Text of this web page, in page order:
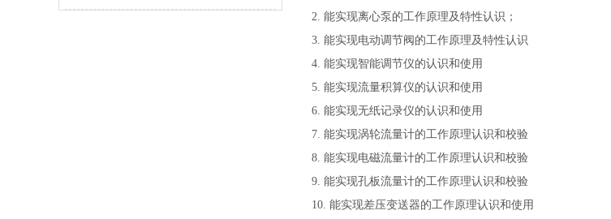
2. 能实现离心泵的工作原理及特性认识；
3. 能实现电动调节阀的工作原理及特性认识
4. 能实现智能调节仪的认识和使用
5. 能实现流量积算仪的认识和使用
6. 能实现无纸记录仪的认识和使用
7. 能实现涡轮流量计的工作原理认识和校验
8. 能实现电磁流量计的工作原理认识和校验
9. 能实现孔板流量计的工作原理认识和校验
10. 能实现差压变送器的工作原理认识和使用